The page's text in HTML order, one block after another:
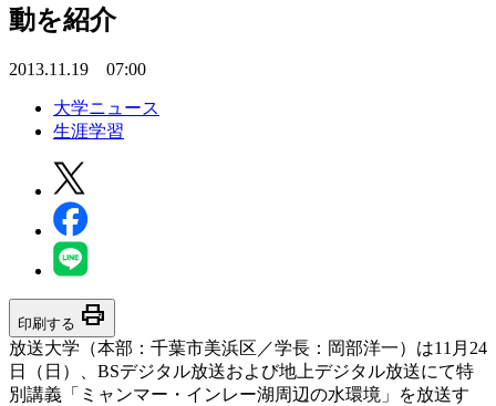
動を紹介
2013.11.19 07:00
大学ニュース
生涯学習
印刷する print
放送大学（本部：千葉市美浜区／学長：岡部洋一）は11月24
日（日）、BSデジタル放送および地上デジタル放送にて特
別講義「ミャンマー・インレー湖周辺の水環境」を放送す